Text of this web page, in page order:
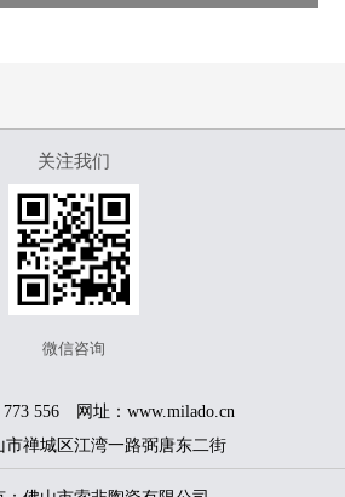
关注我们
微信咨询
773 556 网址：www.milado.cn
市禅城区江湾一路弼唐东二街